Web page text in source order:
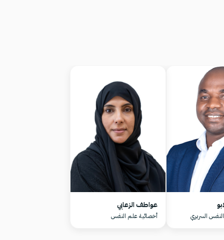
السريري
عواطف الزعابي
أخصائية علم النفس